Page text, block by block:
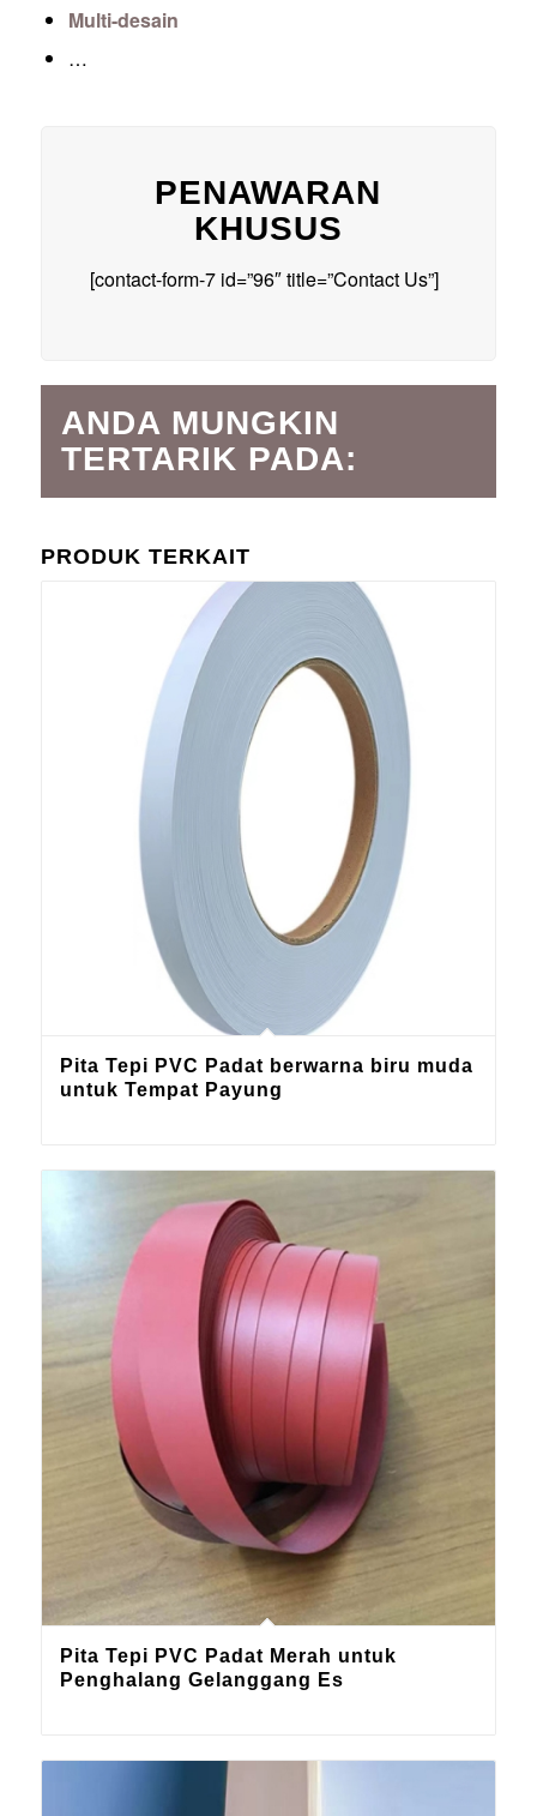
Multi-desain
…
PENAWARAN
KHUSUS
[contact-form-7 id=”96″ title=”Contact Us”]
ANDA MUNGKIN
TERTARIK PADA:
PRODUK TERKAIT
Pita Tepi PVC Padat berwarna biru muda
untuk Tempat Payung
Pita Tepi PVC Padat Merah untuk
Penghalang Gelanggang Es